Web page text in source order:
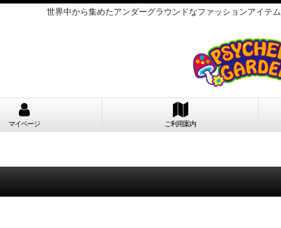
世界中から集めたアンダーグラウンドなファッションアイテ
マイページ ご利用案内